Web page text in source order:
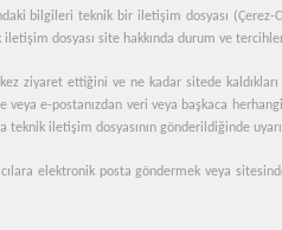
bilgileri teknik bir iletişim dosyası
dosyası site hakkında durum ve
ettiğini ve ne kadar sitede
e-postanızdan veri veya başkaca
iletişim dosyasının gönderildiğinde
elektronik posta göndermek veya